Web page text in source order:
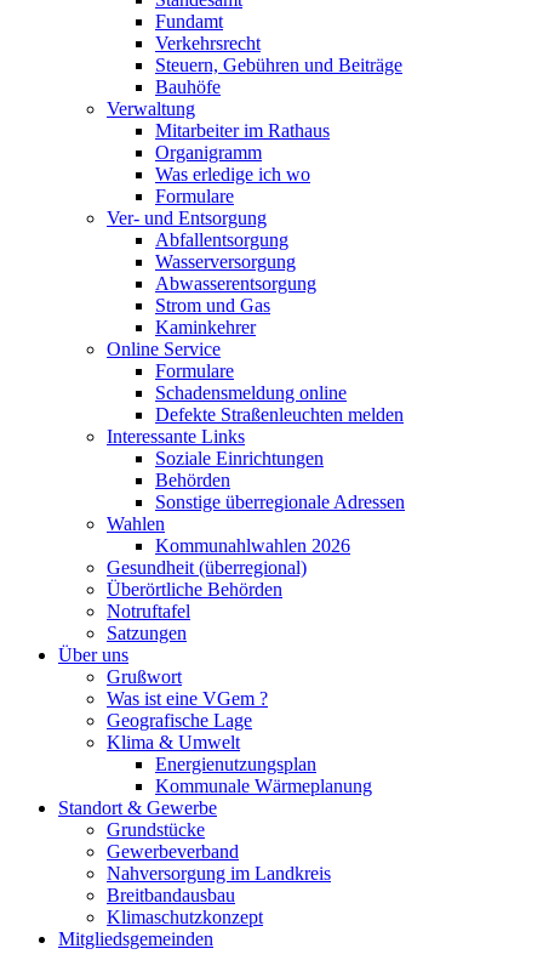
Fundamt
Verkehrsrecht
Steuern, Gebühren und Beiträge
Bauhöfe
Verwaltung
Mitarbeiter im Rathaus
Organigramm
Was erledige ich wo
Formulare
Ver- und Entsorgung
Abfallentsorgung
Wasserversorgung
Abwasserentsorgung
Strom und Gas
Kaminkehrer
Online Service
Formulare
Schadensmeldung online
Defekte Straßenleuchten melden
Interessante Links
Soziale Einrichtungen
Behörden
Sonstige überregionale Adressen
Wahlen
Kommunahlwahlen 2026
Gesundheit (überregional)
Überörtliche Behörden
Notruftafel
Satzungen
Über uns
Grußwort
Was ist eine VGem ?
Geografische Lage
Klima & Umwelt
Energienutzungsplan
Kommunale Wärmeplanung
Standort & Gewerbe
Grundstücke
Gewerbeverband
Nahversorgung im Landkreis
Breitbandausbau
Klimaschutzkonzept
Mitgliedsgemeinden